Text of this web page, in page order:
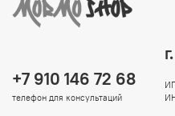
+7 910 146 72 68
телефон для консультаций